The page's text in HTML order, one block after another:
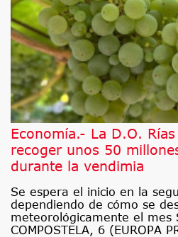
Economía.- La D.O.
recoger unos 50
durante la vendimia
Se espera el inicio en la
dependiendo de cómo se
meteorológicamente el mes
COMPOSTELA, 6 (EUROPA